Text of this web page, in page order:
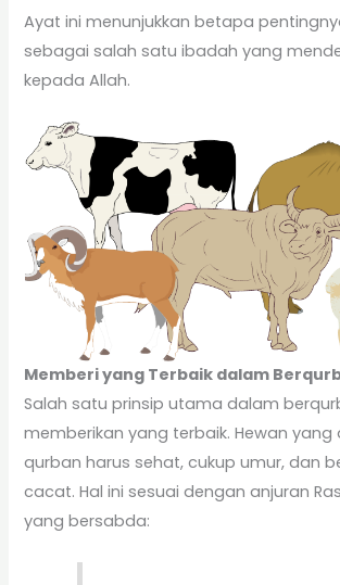
Ayat ini menunjukkan betapa
sebagai salah satu ibadah yang
kepada Allah.
Memberi yang Terbaik dalam
Salah satu prinsip utama dalam
memberikan yang terbaik. Hewan yang
qurban harus sehat, cukup umur, dan
cacat. Hal ini sesuai dengan anjuran
yang bersabda: